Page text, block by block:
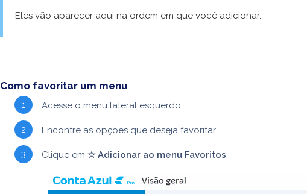
Eles vão aparecer aqui na ordem em que você adicionar.
Como favoritar um menu
Acesse o menu lateral esquerdo.
Encontre as opções que deseja favoritar.
Clique em ☆ Adicionar ao menu Favoritos